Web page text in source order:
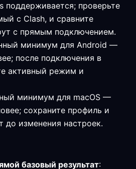
поддерживается; проверьте
с Clash, и сравните
с прямым подключением.
минимум для Android —
после подключения в
активный режим и
минимум для macOS —
сохраните профиль и
до изменения настроек.
базовый результат: